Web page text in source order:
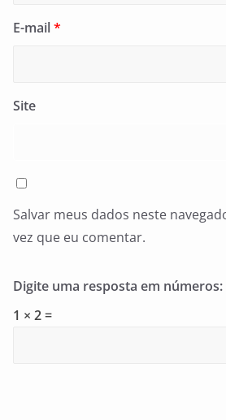
E-mail*
Site
Salvar meus dados neste
vez que eu comentar.
Digite uma resposta em números:
1 × 2 =